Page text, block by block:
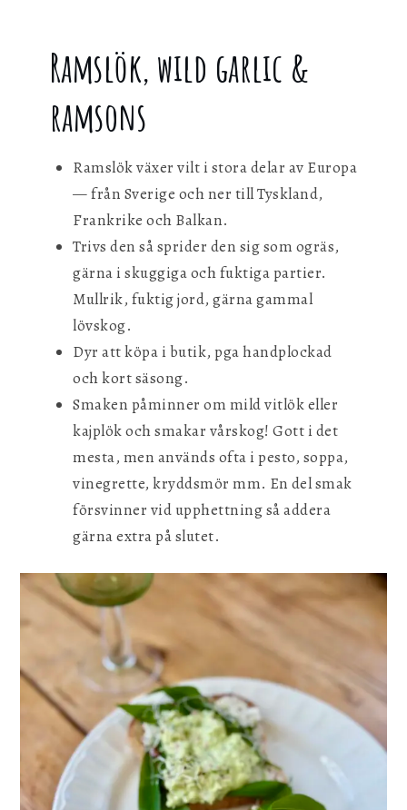
Ramslök, wild garlic &
ramsons
Ramslök växer vilt i stora delar av Europa
— från Sverige och ner till Tyskland,
Frankrike och Balkan.
Trivs den så sprider den sig som ogräs,
gärna i skuggiga och fuktiga partier.
Mullrik, fuktig jord, gärna gammal
lövskog.
Dyr att köpa i butik, pga handplockad
och kort säsong.
Smaken påminner om mild vitlök eller
kajplök och smakar vårskog! Gott i det
mesta, men används ofta i pesto, soppa,
vinegrette, kryddsmör mm. En del smak
försvinner vid upphettning så addera
gärna extra på slutet.